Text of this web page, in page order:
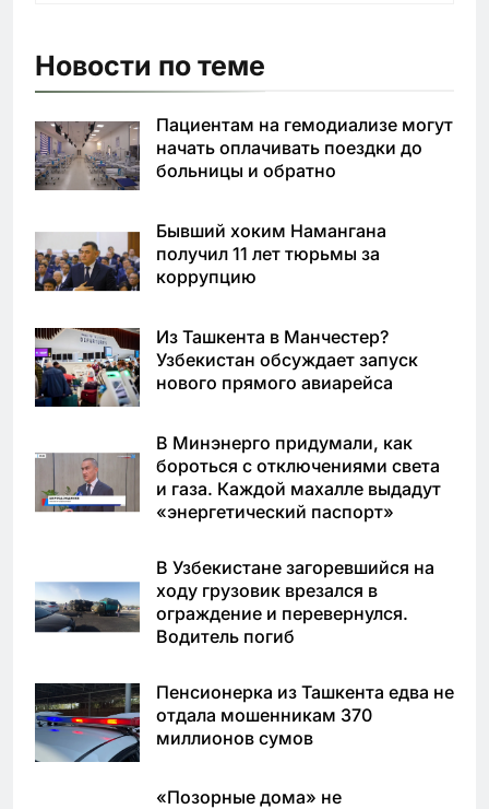
Новости по теме
Пациентам на гемодиализе могут
начать оплачивать поездки до
больницы и обратно
Бывший хоким Намангана
получил 11 лет тюрьмы за
коррупцию
Из Ташкента в Манчестер?
Узбекистан обсуждает запуск
нового прямого авиарейса
В Минэнерго придумали, как
бороться с отключениями света
и газа. Каждой махалле выдадут
«энергетический паспорт»
В Узбекистане загоревшийся на
ходу грузовик врезался в
ограждение и перевернулся.
Водитель погиб
Пенсионерка из Ташкента едва не
отдала мошенникам 370
миллионов сумов
«Позорные дома» не